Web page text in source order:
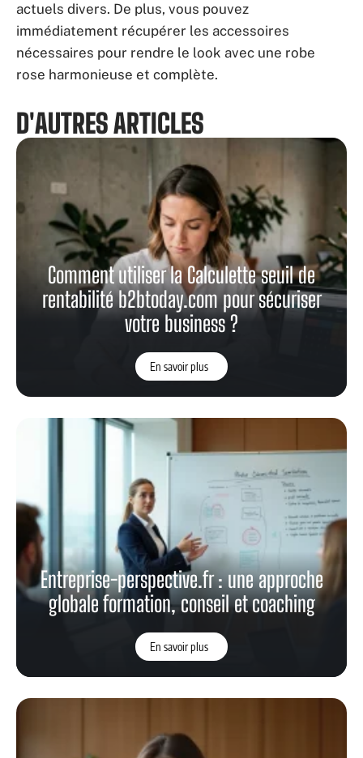
actuels divers. De plus, vous pouvez
immédiatement récupérer les accessoires
nécessaires pour rendre le look avec une robe
rose harmonieuse et complète.
D'AUTRES ARTICLES
Comment utiliser la Calculette seuil de
rentabilité b2btoday.com pour sécuriser
votre business ?
En savoir plus
Entreprise-perspective.fr : une approche
globale formation, conseil et coaching
En savoir plus